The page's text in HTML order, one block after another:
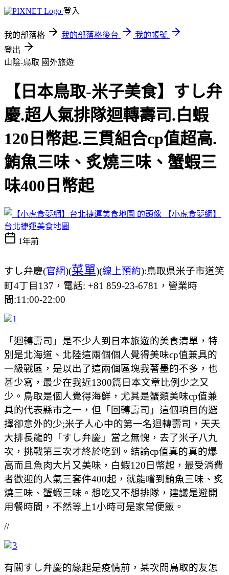
登入
我的部落格 我的部落格後台
我的帳號
登出
山陰-鳥取 國外旅遊
【日本鳥取-米子美食】すし弁
慶.超人氣排隊迴轉壽司.白蝦
120日幣起.三貫組合cp值超高.
鮪魚三味、炙燒三味、蟹蝦三
味400日幣起
【小虎食夢網】
台北捷運美食地圖
1年前
すし弁慶(官網)(菜單)(線上預約):鳥取県米子市道笑
町4丁目137，電話: +81 859-23-6781，營業時
間:11:00-22:00
「迴轉壽司」是不少人到日本旅遊的美食清單，特
別是北海道、北陸這兩個個人覺得美味cp值兼具的
一級戰區，是以出了這兩個區塊我著墨的不多，也
甚少寫，最少在我近1300篇日本文章比例少之又
少。鳥取是個人覺得海鮮，尤其是蟹類美味cp值兼
具的代表縣市之一，但「回轉壽司」這個項目的選
擇卻意外的少;米子人心中的第一名迴轉壽司，天天
大排長龍的「すし弁慶」當之無愧，去了米子八九
次，挑戰第三次才終於吃到。結論cp值真的真的爆
高而且魚肉大片又美味，白蝦120日幣起，最受消費
者歡迎的人氣三套件400起，就能嚐到鮪魚三味、炙
燒三味、蟹蝦三味。想吃又不想排隊，建議是避開
用餐時間，不然等上1小時可是家常便飯。
//
有關すし弁慶的緣起是疫情前，某次問鳥取的友怎